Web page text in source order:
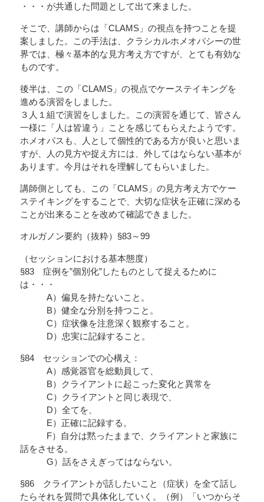
・・・が共通した問題として出て来ました。
そこで、講師からは「CLAMS」の視点を持つことを提
案しました。この手法は、クラシカルホメオパシーの世
界では、極々基本的な見方考え方ですが、とても有効な
ものです。
後半は、この「CLAMS」の視点でケーステイキングを
進める演習をしました。
３人１組で演習をしました。この演習を通じて、皆さん
一様に「人は皆違う」ことを感じてもらえたようです。
ホメオパスも、人として個性的である方が良いと思いま
すが、人の見方や捉え方には、外してはならない基本が
あります。今月はそれを理解してもらいました。
講師側としても、この「CLAMS」の見方考え方でケー
ステイキングをすることで、大切な症状を正確に深める
ことが出来ることを改めて確認できました。
オルガノン要約（抜粋）§83～99
（セッションにおける基本態度）
§83 症例を”個別化”したものとして捉えるために
は・・・
A）偏見を持たないこと。
B）健全な分別を持つこと。
C）症状像を注意深く観察すること。
D）忠実に記録すること。
§84 セッションでの心構え：
A）感覚器官を総動員して、
B）クライアントに起こった変化と異常を
C）クライアントと同じ表現で、
D）全てを、
E）正確に記録する。
F）自分は黙ったままで、クライアントと家族に
話をさせる。
G）話をさえぎってはならない。
§86 クライアントが話したいこと（症状）を全て話し
たらそれを質問で具体化していく。（例）「いつからそ